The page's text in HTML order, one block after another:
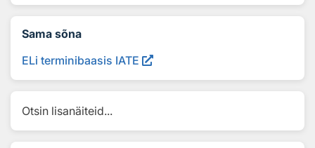
Sama sõna
ELi terminibaasis IATE
Otsin lisanäiteid...